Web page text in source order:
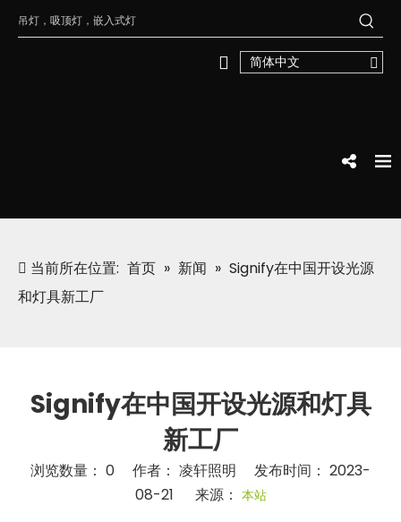
简体中文
当前所在位置: 首页 » 新闻 » Signify在中国开设光源
和灯具新工厂
Signify在中国开设光源和灯具
新工厂
浏览数量： 0 作者： 凌轩照明 发布时间： 2023-
08-21 来源： 本站